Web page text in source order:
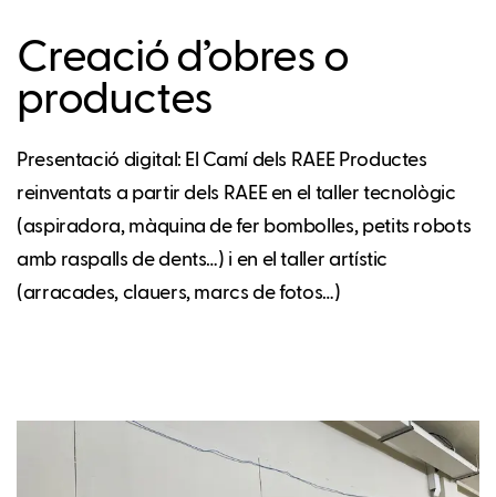
Creació d’obres o
productes
Presentació digital: El Camí dels RAEE Productes
reinventats a partir dels RAEE en el taller tecnològic
(aspiradora, màquina de fer bombolles, petits robots
amb raspalls de dents…) i en el taller artístic
(arracades, clauers, marcs de fotos…)